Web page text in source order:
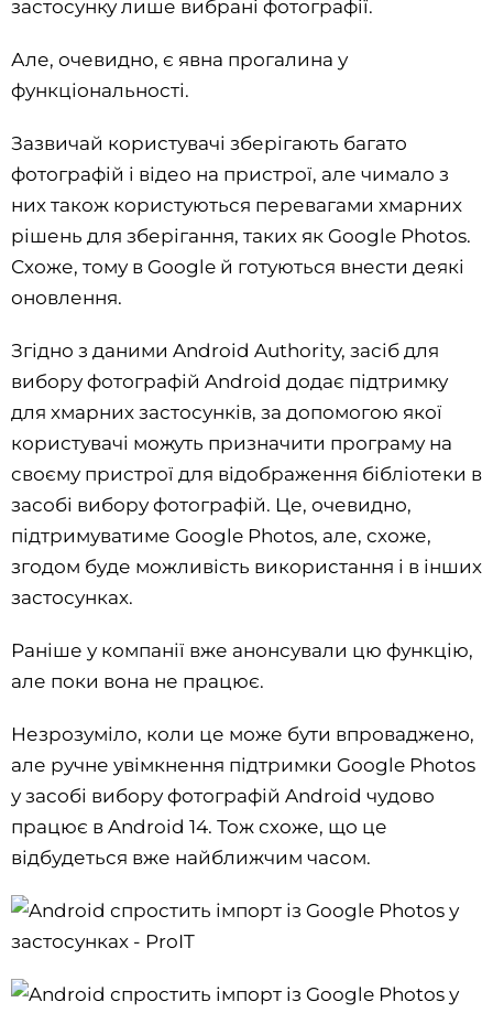
застосунку лише вибрані фотографії.
Але, очевидно, є явна прогалина у
функціональності.
Зазвичай користувачі зберігають багато
фотографій і відео на пристрої, але чимало з
них також користуються перевагами хмарних
рішень для зберігання, таких як Google Photos.
Схоже, тому в Google й готуються внести деякі
оновлення.
Згідно з даними Android Authority, засіб для
вибору фотографій Android додає підтримку
для хмарних застосунків, за допомогою якої
користувачі можуть призначити програму на
своєму пристрої для відображення бібліотеки в
засобі вибору фотографій. Це, очевидно,
підтримуватиме Google Photos, але, схоже,
згодом буде можливість використання і в інших
застосунках.
Раніше у компанії вже анонсували цю функцію,
але поки вона не працює.
Незрозуміло, коли це може бути впроваджено,
але ручне увімкнення підтримки Google Photos
у засобі вибору фотографій Android чудово
працює в Android 14. Тож схоже, що це
відбудеться вже найближчим часом.